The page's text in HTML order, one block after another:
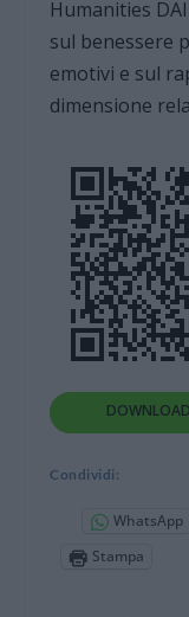
Humanities
sul benessere
emotivi e sul
dimensione
Condividi:
WhatsApp
Stampa